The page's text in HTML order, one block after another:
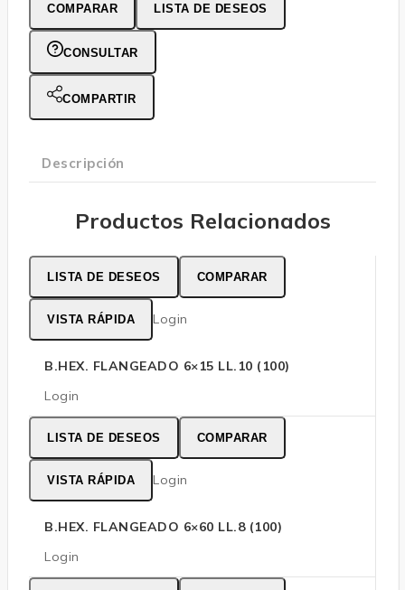
COMPARAR LISTA DE DESEOS
CONSULTAR
COMPARTIR
Descripción
Productos Relacionados
LISTA DE DESEOS COMPARAR
VISTA RÁPIDA Login
B.HEX. FLANGEADO 6×15 LL.10 (100)
Login
LISTA DE DESEOS COMPARAR
VISTA RÁPIDA Login
B.HEX. FLANGEADO 6×60 LL.8 (100)
Login